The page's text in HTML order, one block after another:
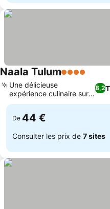
Naala Tulum4 Étoiles
8,2
Une délicieuse
expérience culinaire sur
le toit
De 44 €
Consulter les prix de 7 sites